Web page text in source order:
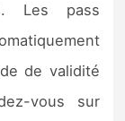
Les pass
de validité
vous sur